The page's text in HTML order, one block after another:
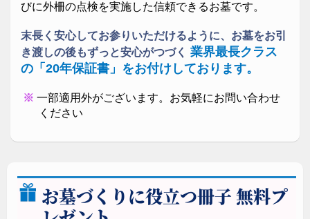
花崗岩のダイヤモンドと称される「庵治石」のお墓。
びに外柵の点検を実施した信頼できるお墓です。
末長く安心してお参りいただけるように、お墓をお引
き渡しの後もずっと安心がつづく 業界最長クラス
の「20年保証書」をお付けしております。
一部適用外がございます。お気軽にお問い合わせ
ください
お墓づくりに役立つ冊子 無料プ